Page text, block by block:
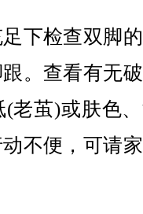
下检查双脚
。查看有无
老茧)或肤色
不便，可请